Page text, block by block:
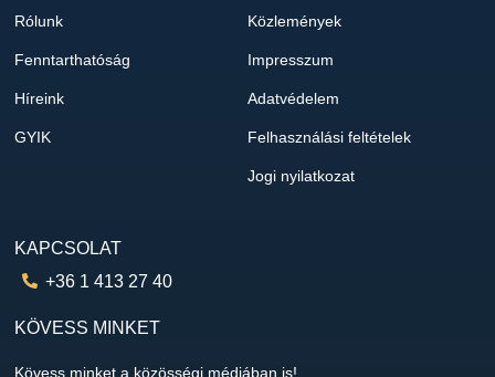
Rólunk
Fenntarthatóság
Híreink
GYIK
Közlemények
Impresszum
Adatvédelem
Felhasználási feltételek
Jogi nyilatkozat
KAPCSOLAT
+36 1 413 27 40
KÖVESS MINKET
Kövess minket a közösségi médiában is!